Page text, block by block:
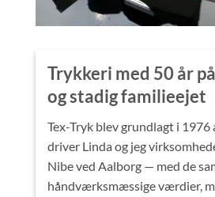
Trykkeri med 50 år
og stadig familieejet
Tex-Tryk blev grundlagt i 1976
driver Linda og jeg
Nibe ved Aalborg — med de
håndværksmæssige værdier,